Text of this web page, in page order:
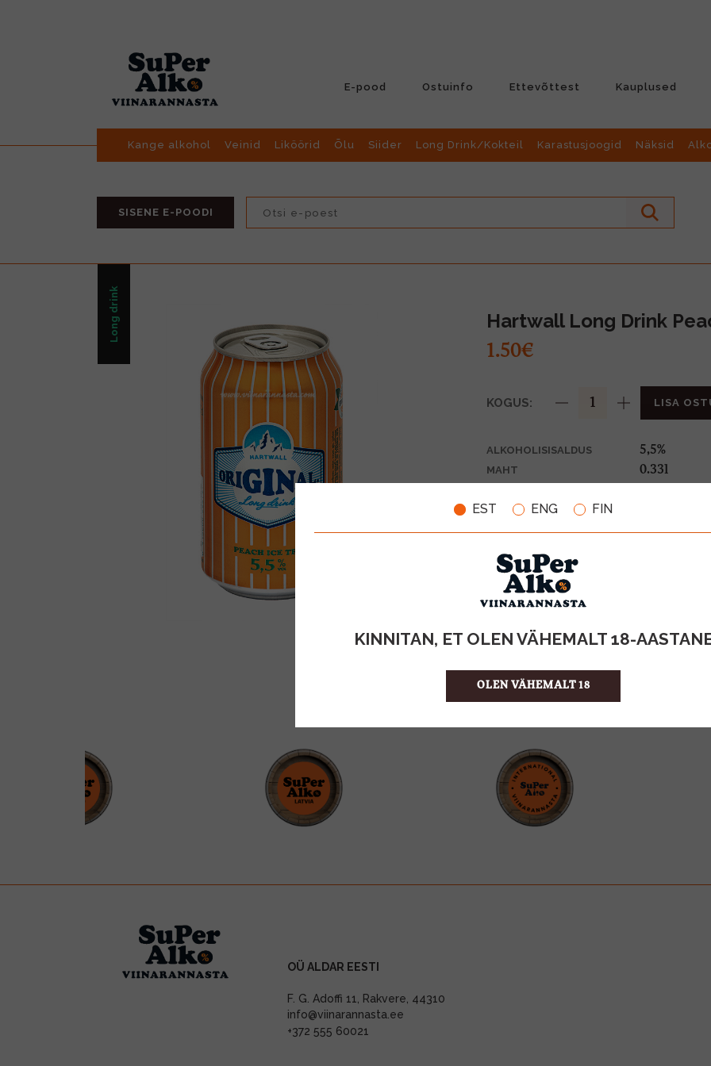
EST ENG FIN
KINNITAN, ET OLEN VÄHEMALT 18-
OLEN VÄHEMALT 18
E-pood Ostuinfo Ettevõttest Kauplused
Kange alkohol Veinid Liköörid Õlu Siider Long Drink/Kokteil Karastusjoogid Näksid
SISENE E-POODI
Long drink Hartwall Long Drink
1.50€
KOGUS: LISA
ALKOHOLISISALDUS 5,5%
MAHT 0.33l
TOOTE LIIK
PANT
KOOD
KOGUS KASTIS
OÜ ALDAR EESTI
F. G. Adoffi 11, Rakvere, 44310
info@viinarannasta.ee
+372 555 60021